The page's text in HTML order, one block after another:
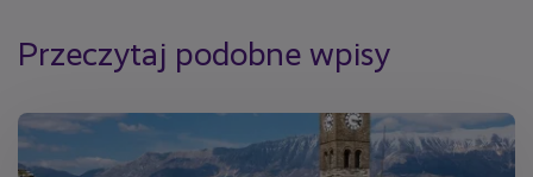
Przeczytaj podobne wpisy